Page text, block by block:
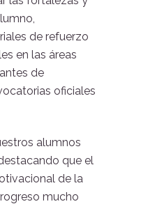
de refuerzo
en las áreas
de
oficiales
alumnos
que el
de la
mucho